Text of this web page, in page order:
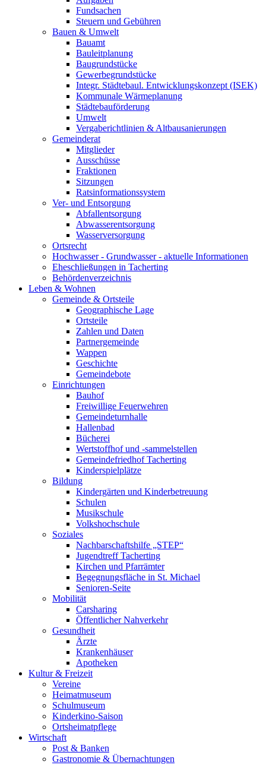
Fundsachen
Steuern und Gebühren
Bauen & Umwelt
Bauamt
Bauleitplanung
Baugrundstücke
Gewerbegrundstücke
Integr. Städtebaul. Entwicklungskonzept (ISEK)
Kommunale Wärmeplanung
Städtebauförderung
Umwelt
Vergaberichtlinien & Altbausanierungen
Gemeinderat
Mitglieder
Ausschüsse
Fraktionen
Sitzungen
Ratsinformationssystem
Ver- und Entsorgung
Abfallentsorgung
Abwasserentsorgung
Wasserversorgung
Ortsrecht
Hochwasser - Grundwasser - aktuelle Informationen
Eheschließungen in Tacherting
Behördenverzeichnis
Leben & Wohnen
Gemeinde & Ortsteile
Geographische Lage
Ortsteile
Zahlen und Daten
Partnergemeinde
Wappen
Geschichte
Gemeindebote
Einrichtungen
Bauhof
Freiwillige Feuerwehren
Gemeindeturnhalle
Hallenbad
Bücherei
Wertstoffhof und -sammelstellen
Gemeindefriedhof Tacherting
Kinderspielplätze
Bildung
Kindergärten und Kinderbetreuung
Schulen
Musikschule
Volkshochschule
Soziales
Nachbarschaftshilfe „STEP“
Jugendtreff Tacherting
Kirchen und Pfarrämter
Begegnungsfläche in St. Michael
Senioren-Seite
Mobilität
Carsharing
Öffentlicher Nahverkehr
Gesundheit
Ärzte
Krankenhäuser
Apotheken
Kultur & Freizeit
Vereine
Heimatmuseum
Schulmuseum
Kinderkino-Saison
Ortsheimatpflege
Wirtschaft
Post & Banken
Gastronomie & Übernachtungen